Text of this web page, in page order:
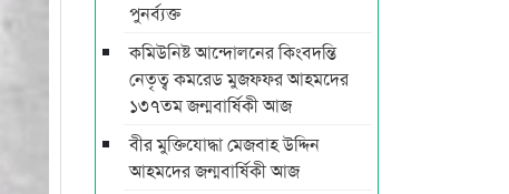
পুনর্ব্যক্ত
কমিউনিষ্ট আন্দোলনের কিংবদন্তি
নেতৃত্ব কমরেড মুজফ্ফর আহমদের
১৩৭তম জন্মবার্ষিকী আজ
বীর মুক্তিযোদ্ধা মেজবাহ উদ্দিন
আহমদের জন্মবার্ষিকী আজ